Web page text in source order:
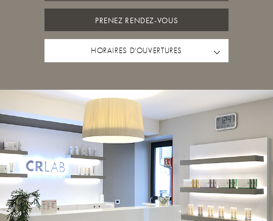
PRENEZ RENDEZ-VOUS
HORAIRES D'OUVERTURES